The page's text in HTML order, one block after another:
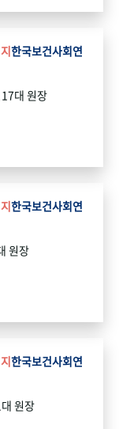
한국보건사회연
대 원장
한국보건사회연
원장
한국보건사회연
원장